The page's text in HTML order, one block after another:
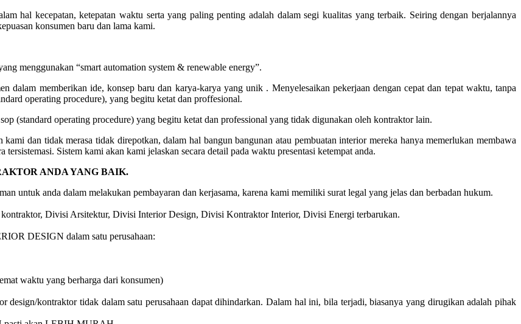
hal kecepatan, ketepatan waktu serta yang paling penting adalah dalam segi kualitas yang terbaik. Seiring dengan berjalannya
konsumen baru dan lama kami.
menggunakan “smart automation system & renewable energy”.
dalam memberikan ide, konsep baru dan karya-karya yang unik . Menyelesaikan pekerjaan dengan cepat dan tepat waktu, tanpa
operating procedure), yang begitu ketat dan proffesional.
(standard operating procedure) yang begitu ketat dan professional yang tidak digunakan oleh kontraktor lain.
dan tidak merasa tidak direpotkan, dalam hal bangun bangunan atau pembuatan interior mereka hanya memerlukan membawa
Sistem kami akan kami jelaskan secara detail pada waktu presentasi ketempat anda.
ANDA YANG BAIK.
untuk anda dalam melakukan pembayaran dan kerjasama, karena kami memiliki surat legal yang jelas dan berbadan hukum.
Divisi Arsitektur, Divisi Interior Design, Divisi Kontraktor Interior, Divisi Energi terbarukan.
DESIGN dalam satu perusahaan:
waktu yang berharga dari konsumen)
design/kontraktor tidak dalam satu perusahaan dapat dihindarkan. Dalam hal ini, bila terjadi, biasanya yang dirugikan adalah pihak